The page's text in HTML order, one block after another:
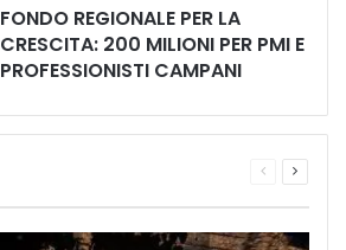
FONDO REGIONALE PER LA
CRESCITA: 200 MILIONI PER PMI E
PROFESSIONISTI CAMPANI
Pagina